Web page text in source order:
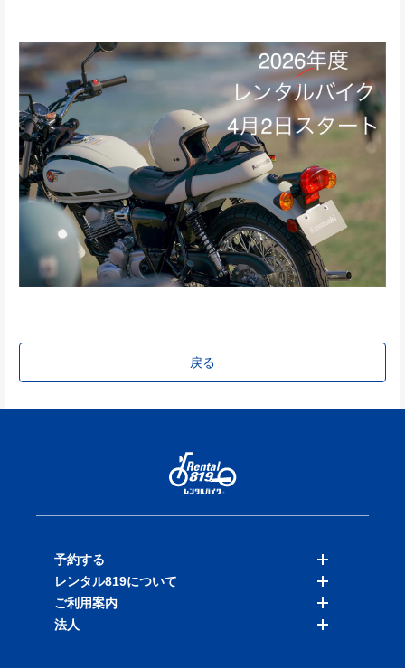
戻る
予約する
バイクを探す
店舗を探す
レンタル819について
料金表
ご利用案内
法人